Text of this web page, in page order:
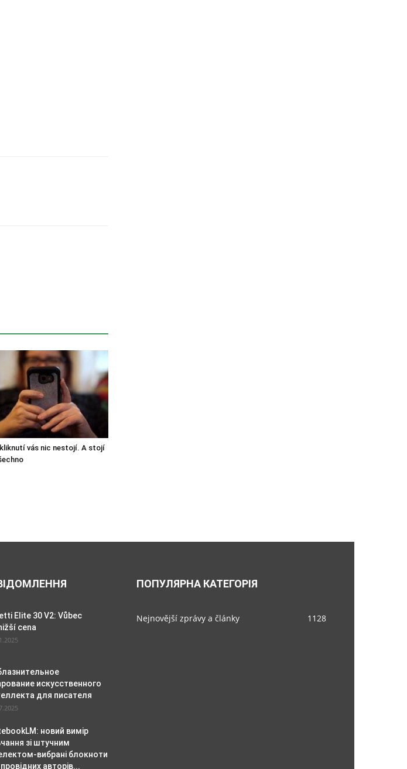
vás nic nestojí. A stojí
Elite 30 V2: Vůbec
cena
искусственного
для писателя
новий вимір
зі штучним
вибрані блокноти
провідних авторів...
ПОПУЛЯРНА КАТЕГОРІЯ
Nejnovější zprávy a články 1128